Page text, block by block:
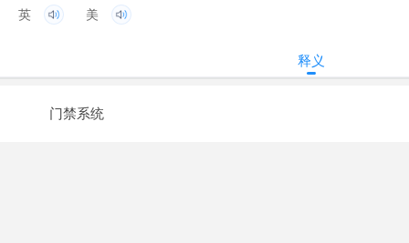
英 美
释义
门禁系统